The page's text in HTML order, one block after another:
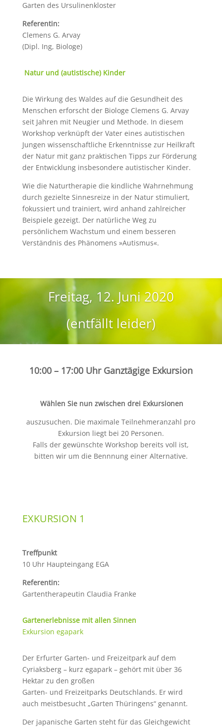
Garten des Ursulinenkloster
Referentin:
Clemens G. Arvay
(Dipl. Ing, Biologe)
Natur und (autistische) Kinder
Die Wirkung des Waldes auf die Gesundheit des
Menschen erforscht der Biologe Clemens G. Arvay
seit Jahren mit Neugier und Methode. In diesem
Workshop verknüpft der Vater eines autistischen
Jungen wissenschaftliche Erkenntnisse zur Heilkraft
der Natur mit ganz praktischen Tipps zur Förderung
der Entwicklung insbesondere autistischer Kinder.
Wie die Naturtherapie die kindliche Wahrnehmung
durch gezielte Sinnesreize in der Natur stimuliert,
fokussiert und trainiert, wird anhand zahlreicher
Beispiele gezeigt. Der natürliche Weg zu
persönlichem Wachstum und einem besseren
Verständnis des Phänomens »Autismus«.
Freitag, 12. Juni 2020
(entfällt leider)
10:00 – 17:00 Uhr Ganztägige Exkursion
Wählen Sie nun zwischen drei Exkursionen
auszusuchen. Die maximale Teilnehmeranzahl pro
Exkursion liegt bei 20 Personen.
Falls der gewünschte Workshop bereits voll ist,
bitten wir um die Bennnung einer Alternative.
EXKURSION 1
Treffpunkt
10 Uhr Haupteingang EGA
Referentin:
Gartentherapeutin Claudia Franke
Gartenerlebnisse mit allen Sinnen
Exkursion egapark
Der Erfurter Garten- und Freizeitpark auf dem
Cyriaksberg – kurz egapark – gehört mit über 36
Hektar zu den großen
Garten- und Freizeitparks Deutschlands. Er wird
auch meistbesucht „Garten Thüringens“ genannt.
Der japanische Garten steht für das Gleichgewicht